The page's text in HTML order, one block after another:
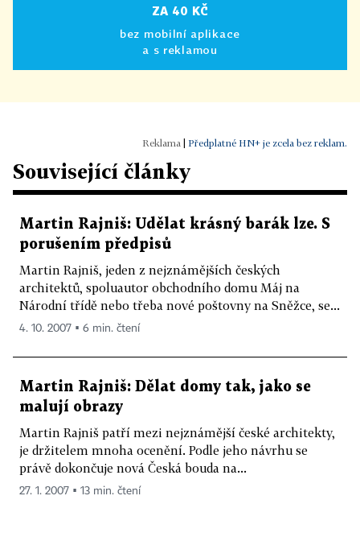
ZA 40 KČ
bez mobilní aplikace
a s reklamou
Předplatné HN+ je zcela bez reklam.
Související články
Martin Rajniš: Udělat krásný barák lze. S
porušením předpisů
Martin Rajniš, jeden z nejznámějších českých
architektů, spoluautor obchodního domu Máj na
Národní třídě nebo třeba nové poštovny na Sněžce, se...
4. 10. 2007 ▪ 6 min. čtení
Martin Rajniš: Dělat domy tak, jako se
malují obrazy
Martin Rajniš patří mezi nejznámější české architekty,
je držitelem mnoha ocenění. Podle jeho návrhu se
právě dokončuje nová Česká bouda na...
27. 1. 2007 ▪ 13 min. čtení